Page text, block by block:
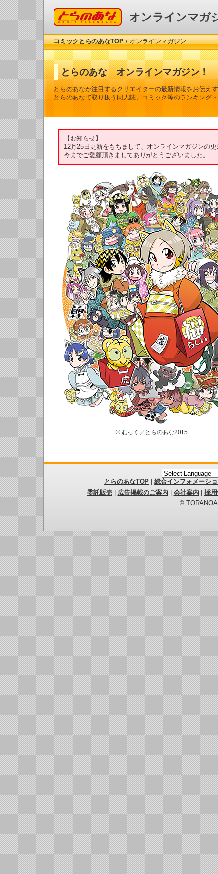
コミックとらのあな オンラインマガ
コミックとらのあなTOP/ オンラインマガジン
とらのあな オンラインマガジン！
とらのあなが注目するクリエイターの最新情報をお伝え
とらのあなで取り扱う同人誌、コミック等のランキング
【お知らせ】
12月25日更新をもちまして、オンラインマガジンの
今までご愛顧頂きましてありがとうございました。
© むっく／とらのあな2015
とらのあなTOP
総合インフォメーシ
委託販売| 広告掲載のご案内| 会社案内| 採
©